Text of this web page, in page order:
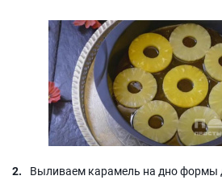
Выливаем карамель на дно формы